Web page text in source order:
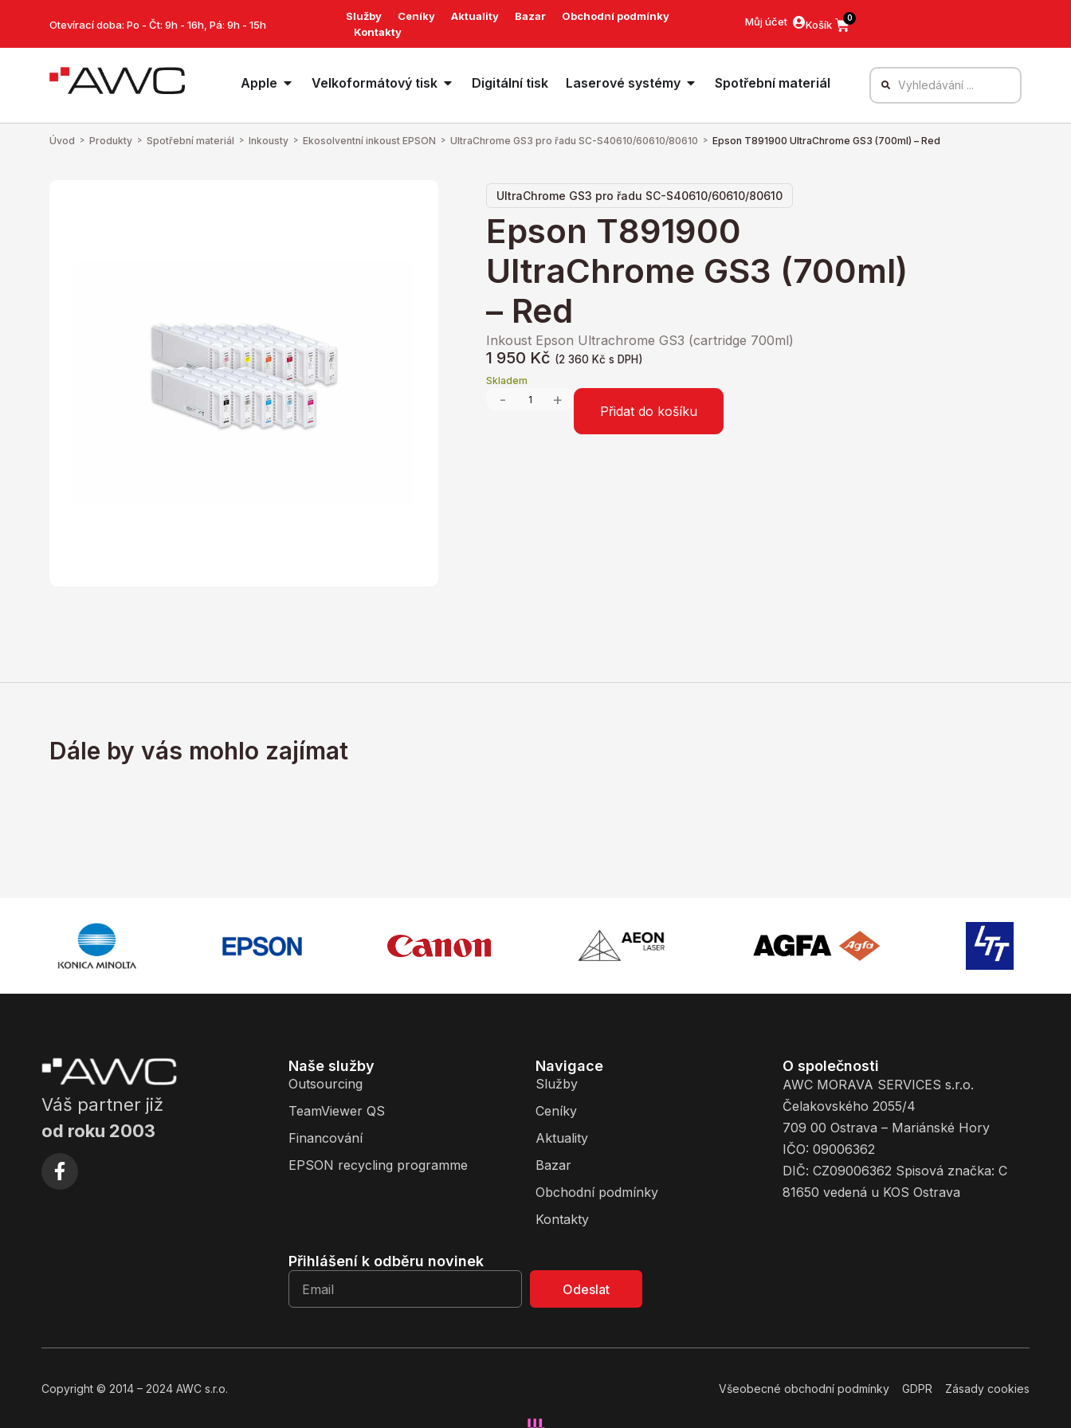
Otevírací doba: Po - Čt: 9h - 16h, Pá: 9h - 15h
Služby Ceníky Aktuality Bazar
Obchodní podmínky
Kontakty
Můj účet 0
Apple Velkoformátový tisk Digitální tisk Laserové systémy Spotřební materiál
Úvod > Produkty > Spotřební materiál > Inkousty > Ekosolventní inkoust EPSON > UltraChrome GS3 pro řadu SC-S40610/60610/80610 > Epson T891900 UltraChrome GS3 (700ml) – Red
UltraChrome GS3 pro řadu SC-S40610/60610/80610
Epson T891900
UltraChrome GS3 (700ml)
– Red
Inkoust Epson Ultrachrome GS3 (cartridge 700ml)
1 950 Kč (2 360 Kč s DPH)
Skladem
- +
Přidat do košíku
Dále by vás mohlo zajímat
Váš partner již
od roku 2003
Naše služby
Outsourcing
TeamViewer QS
Financování
EPSON recycling programme
Navigace
Služby
Ceníky
Aktuality
Bazar
Obchodní podmínky
Kontakty
O společnosti
AWC MORAVA SERVICES s.r.o.
Čelakovského 2055/4
709 00 Ostrava – Mariánské Hory
IČO: 09006362
DIČ: CZ09006362 Spisová značka: C
81650 vedená u KOS Ostrava
Přihlášení k odběru novinek
Odeslat
Copyright © 2014 – 2024 AWC s.r.o. Všeobecné obchodní podmínky GDPR Zásady cookies